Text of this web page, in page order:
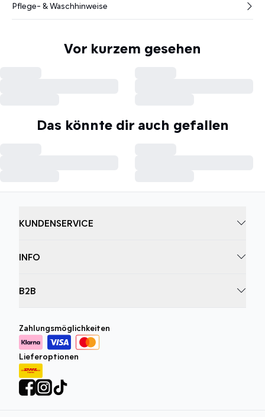
Pflege- & Waschhinweise
Vor kurzem gesehen
Das könnte dir auch gefallen
KUNDENSERVICE
INFO
B2B
Zahlungsmöglichkeiten
Lieferoptionen